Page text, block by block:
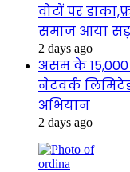
वोटों पर
समाज आया
2 days ago
असम के 15,000
नेटवर्क
अभियान
2 days ago